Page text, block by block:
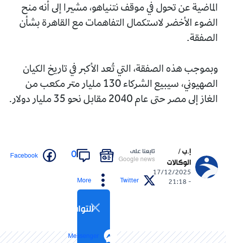
الماضية عن تحول في موقف نتنياهو، مشيرا إلى أنه منح
الضوء الأخضر لاستكمال التفاهمات مع القاهرة بشأن
الصفقة.
وبموجب هذه الصفقة، التي تُعد الأكبر في تاريخ الكيان
الصهيوني، سيبيع الشركاء 130 مليار متر مكعب من
الغاز إلى مصر حتى عام 2040 مقابل نحو 35 مليار دولار.
إ.ب /
الوكالات
17/12/2025
- 21:18
تابعنا على
Google news
0
Facebook
Twitter
More
التواصل الاجتماعي
Messenger